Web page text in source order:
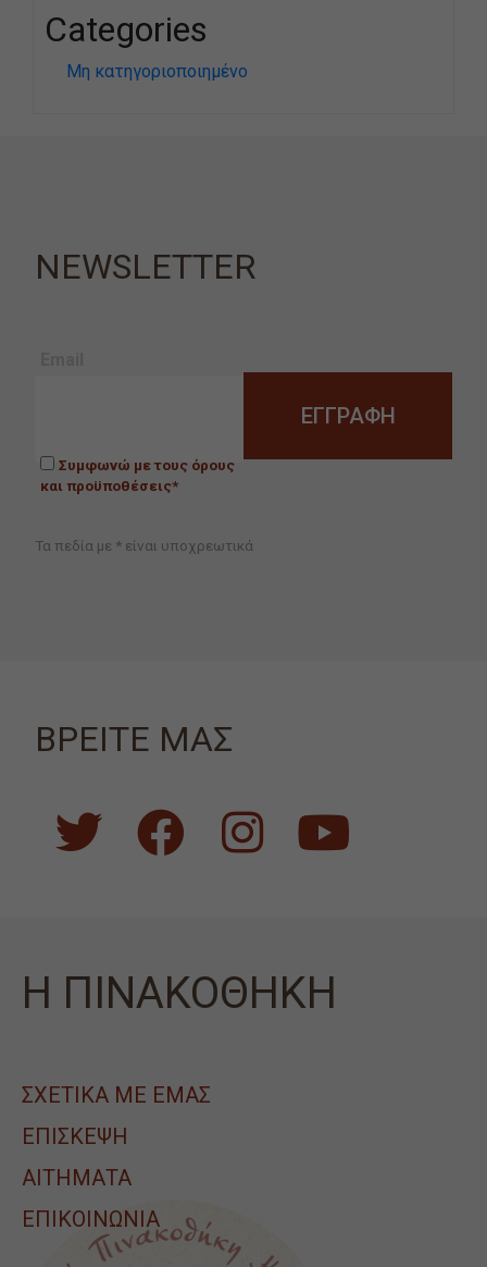
Categories
Μη κατηγοριοποιημένο
NEWSLETTER
Συμφωνώ με τους όρους
και προϋποθέσεις*
Τα πεδία με * είναι υποχρεωτικά
ΒΡΕΙΤΕ ΜΑΣ
Η ΠΙΝΑΚΟΘΗΚΗ
ΣΧΕΤΙΚΑ ΜΕ ΕΜΑΣ
ΕΠΙΣΚΕΨΗ
ΑΙΤΉΜΑΤΑ
ΕΠΙΚΟΙΝΩΝΙΑ